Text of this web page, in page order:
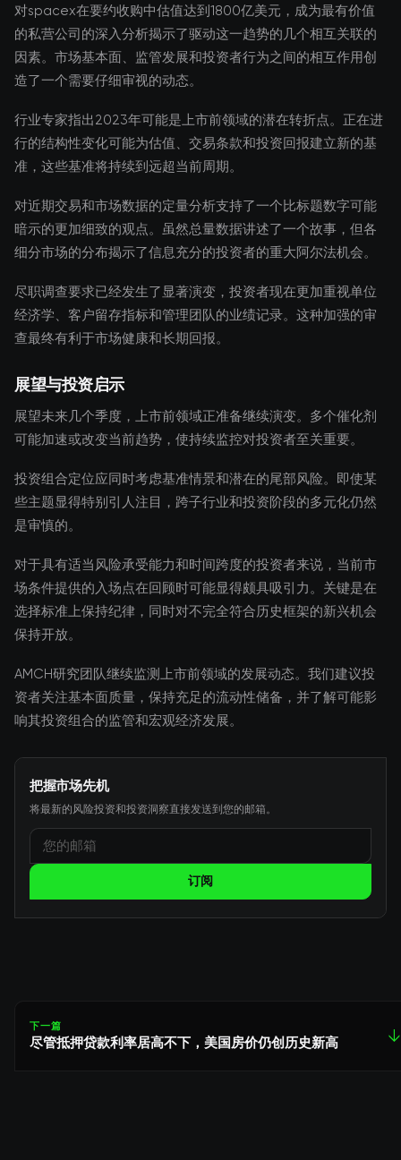
对spacex在要约收购中估值达到1800亿美元，成为最有价值
的私营公司的深入分析揭示了驱动这一趋势的几个相互关联的
因素。市场基本面、监管发展和投资者行为之间的相互作用创
造了一个需要仔细审视的动态。
行业专家指出2023年可能是上市前领域的潜在转折点。正在进
行的结构性变化可能为估值、交易条款和投资回报建立新的基
准，这些基准将持续到远超当前周期。
对近期交易和市场数据的定量分析支持了一个比标题数字可能
暗示的更加细致的观点。虽然总量数据讲述了一个故事，但各
细分市场的分布揭示了信息充分的投资者的重大阿尔法机会。
尽职调查要求已经发生了显著演变，投资者现在更加重视单位
经济学、客户留存指标和管理团队的业绩记录。这种加强的审
查最终有利于市场健康和长期回报。
展望与投资启示
展望未来几个季度，上市前领域正准备继续演变。多个催化剂
可能加速或改变当前趋势，使持续监控对投资者至关重要。
投资组合定位应同时考虑基准情景和潜在的尾部风险。即使某
些主题显得特别引人注目，跨子行业和投资阶段的多元化仍然
是审慎的。
对于具有适当风险承受能力和时间跨度的投资者来说，当前市
场条件提供的入场点在回顾时可能显得颇具吸引力。关键是在
选择标准上保持纪律，同时对不完全符合历史框架的新兴机会
保持开放。
AMCH研究团队继续监测上市前领域的发展动态。我们建议投
资者关注基本面质量，保持充足的流动性储备，并了解可能影
响其投资组合的监管和宏观经济发展。
把握市场先机
将最新的风险投资和投资洞察直接发送到您的邮箱。
订阅
下一篇
尽管抵押贷款利率居高不下，美国房价仍创历史新高 ↓